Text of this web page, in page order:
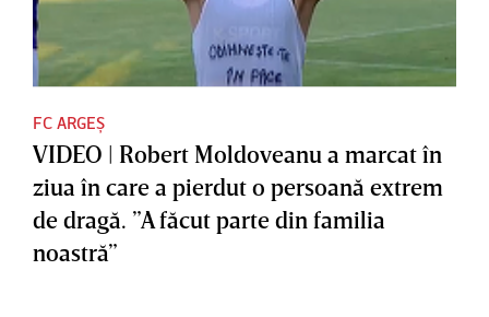
FC ARGEȘ
VIDEO | Robert Moldoveanu a marcat în
ziua în care a pierdut o persoană extrem
de dragă. ”A făcut parte din familia
noastră”